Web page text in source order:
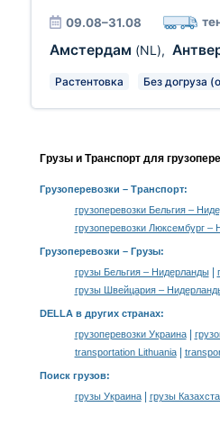
09.08–31.08
Амстердам (NL),
Растентовка Без догруза
Грузы и Транспорт для
Грузоперевозки – Транспорт:
грузоперевозки Бельгия –
грузоперевозки Люксембург –
Грузоперевозки – Грузы:
грузы Бельгия – Нидерланды|
грузы Швейцария –
DELLA в других странах:
грузоперевозки Украина|
transportation Lithuania|
Поиск грузов:
грузы Украина| грузы